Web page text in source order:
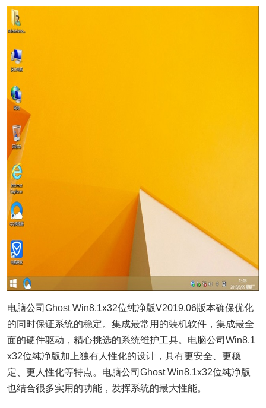
电脑公司Ghost Win8.1x32位纯净版V2019.06版本确保优化
的同时保证系统的稳定。集成最常用的装机软件，集成最全
面的硬件驱动，精心挑选的系统维护工具。电脑公司Win8.1
x32位纯净版加上独有人性化的设计，具有更安全、更稳
定、更人性化等特点。电脑公司Ghost Win8.1x32位纯净版
也结合很多实用的功能，发挥系统的最大性能。